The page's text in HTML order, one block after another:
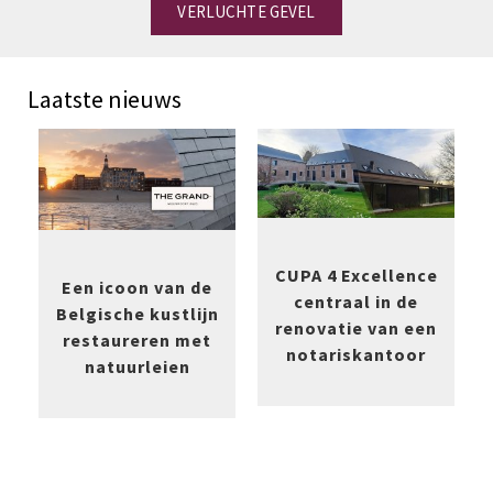
VERLUCHTE GEVEL
Laatste nieuws
Een icoon van de
Belgische kustlijn
restaureren met
natuurleien
CUPA 4 Excellence
centraal in de
renovatie van een
notariskantoor